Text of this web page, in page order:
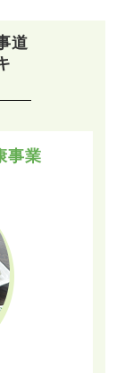
道
事業